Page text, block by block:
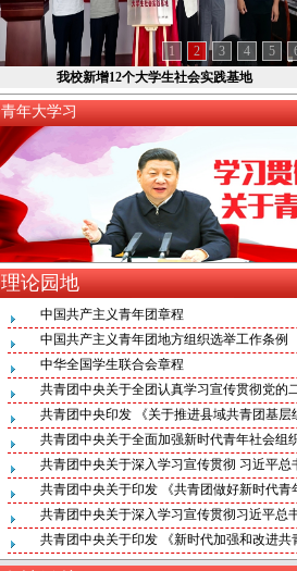
1 2 3 4 5
我校新增12个大学生社会实践基地
青年大学习
理论园地
中国共产主义青年团章程
中国共产主义青年团地方组织选举工作条例
中华全国学生联合会章程
共青团中央关于全团认真学习宣传贯彻党的
共青团中央印发 《关于推进县域共青团基
共青团中央关于全面加强新时代青年社会组
共青团中央关于深入学习宣传贯彻 习近平
共青团中央关于印发 《共青团做好新时代
共青团中央关于深入学习宣传贯彻习近平总
共青团中央关于印发 《新时代加强和改进